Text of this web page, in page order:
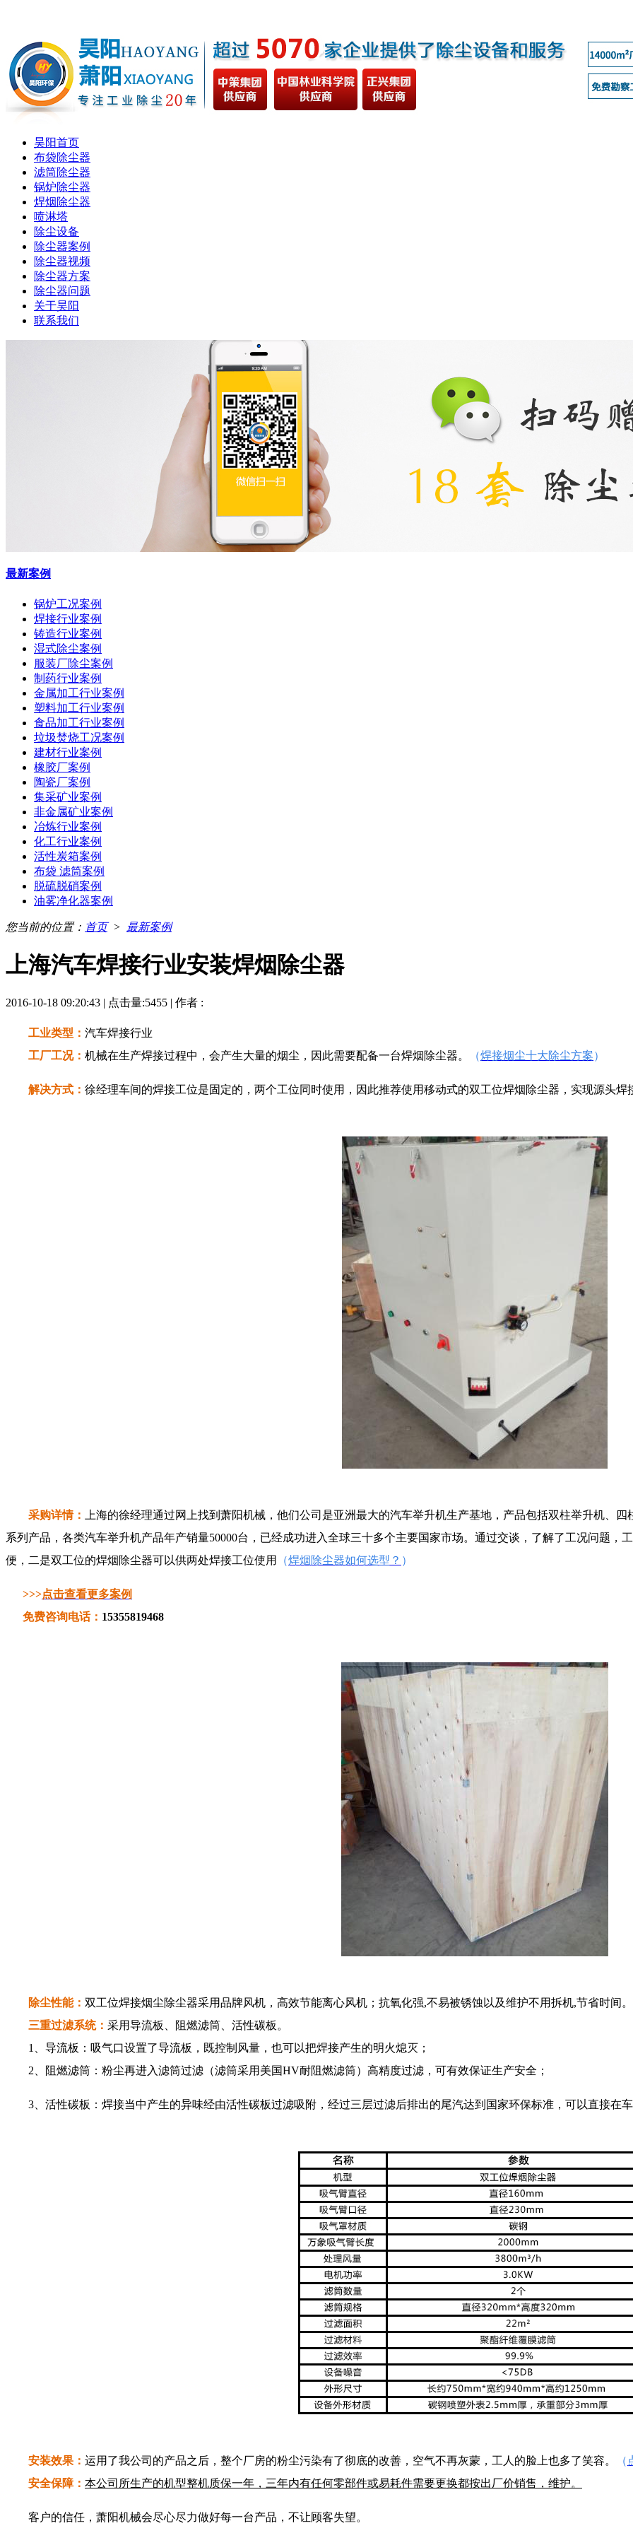
昊阳首页
布袋除尘器
滤筒除尘器
锅炉除尘器
焊烟除尘器
喷淋塔
除尘设备
除尘器案例
除尘器视频
除尘器方案
除尘器问题
关于昊阳
联系我们
最新案例
锅炉工况案例
焊接行业案例
铸造行业案例
湿式除尘案例
服装厂除尘案例
制药行业案例
金属加工行业案例
塑料加工行业案例
食品加工行业案例
垃圾焚烧工况案例
建材行业案例
橡胶厂案例
陶瓷厂案例
集采矿业案例
非金属矿业案例
冶炼行业案例
化工行业案例
活性炭箱案例
布袋 滤筒案例
脱硫脱硝案例
油雾净化器案例
您当前的位置： 首页> 最新案例
上海汽车焊接行业安装焊烟除尘器
2016-10-18 09:20:43 | 点击量:5455 | 作者 :
工业类型： 汽车焊接行业
工厂工况： 机械在生产焊接过程中，会产生大量的烟尘，因此需要配备一台焊烟除尘器。 （焊接烟尘十大除尘方案）
解决方式： 徐经理车间的焊接工位是固定的，两个工位同时使用，因此推荐使用移动式的双工位焊烟除尘器，实现源头焊
采购详情： 上海的徐经理通过网上找到萧阳机械，他们公司是亚洲最大的汽车举升机生产基地，产品包括双柱举升机、
系列产品，各类汽车举升机产品年产销量50000台，已经成功进入全球三十多个主要国家市场。通过交谈，了解了工况问题，
便，二是双工位的焊烟除尘器可以供两处焊接工位使用
（焊烟除尘器如何选型？ ）
>>>点击查看更多案例
免费咨询电话： 15355819468
除尘性能： 双工位焊接烟尘除尘器采用品牌风机，高效节能离心风机；抗氧化强,不易被锈蚀以及维护不用拆机,节省时间。
三重过滤系统： 采用导流板、阻燃滤筒、活性碳板。
1、导流板：吸气口设置了导流板，既控制风量，也可以把焊接产生的明火熄灭；
2、阻燃滤筒：粉尘再进入滤筒过滤（滤筒采用美国HV耐阻燃滤筒）高精度过滤，可有效保证生产安全；
3、活性碳板：焊接当中产生的异味经由活性碳板过滤吸附，经过三层过滤后排出的尾汽达到国家环保标准，可以直接在车
安装效果： 运用了我公司的产品之后，整个厂房的粉尘污染有了彻底的改善，空气不再灰蒙，工人的脸上也多了笑容。 （
安全保障： 本公司所生产的机型整机质保一年，三年内有任何零部件或易耗件需要更换都按出厂价销售，维护。
客户的信任，萧阳机械会尽心尽力做好每一台产品，不让顾客失望。